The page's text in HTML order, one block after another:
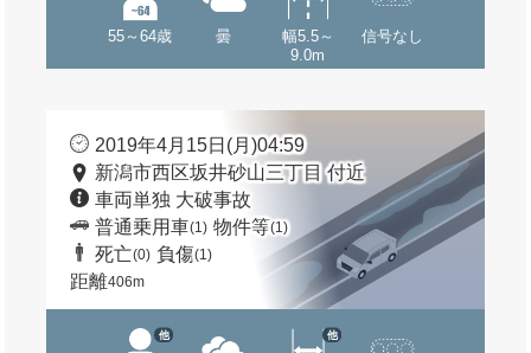
55～64歳 曇
幅5.5～
9.0m
信号なし
2019年4月15日(月)04:59
新潟市西区坂井砂山三丁目 付近
車両単独 大破事故
普通乗用車(1) 物件等(1)
死亡(0) 負傷(1)
距離406m
他 他